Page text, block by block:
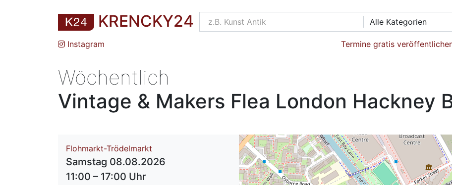
KRENCKY24 Alle Kategorien
Instagram Termine gratis
Wöchentlich
Vintage & Makers Flea London Hackney
Flohmarkt-Trödelmarkt
Samstag 08.08.2026
11:00 – 17:00 Uhr